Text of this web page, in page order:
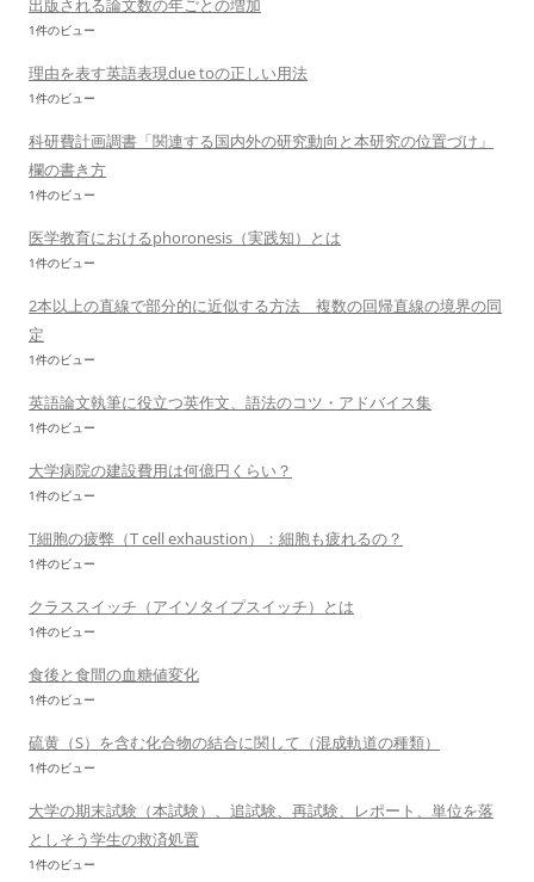
出版される論文数の年ごとの増加
1件のビュー
理由を表す英語表現due toの正しい用法
1件のビュー
科研費計画調書「関連する国内外の研究動向と本研究の位置づけ」
欄の書き方
1件のビュー
医学教育におけるphoronesis（実践知）とは
1件のビュー
2本以上の直線で部分的に近似する方法 複数の回帰直線の境界の同
定
1件のビュー
英語論文執筆に役立つ英作文、語法のコツ・アドバイス集
1件のビュー
大学病院の建設費用は何億円くらい？
1件のビュー
T細胞の疲弊（T cell exhaustion）：細胞も疲れるの？
1件のビュー
クラススイッチ（アイソタイプスイッチ）とは
1件のビュー
食後と食間の血糖値変化
1件のビュー
硫黄（S）を含む化合物の結合に関して（混成軌道の種類）
1件のビュー
大学の期末試験（本試験）、追試験、再試験、レポート、単位を落
としそう学生の救済処置
1件のビュー